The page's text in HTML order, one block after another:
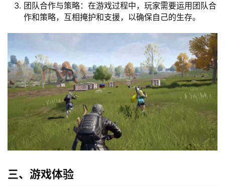
团队合作与策略：在游戏过程中，玩家需要运用团队合
作和策略，互相掩护和支援，以确保自己的生存。
三、游戏体验